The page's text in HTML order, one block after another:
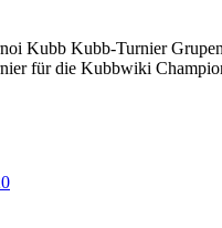
Kubb Kubb-Turnier
für die Kubbwiki